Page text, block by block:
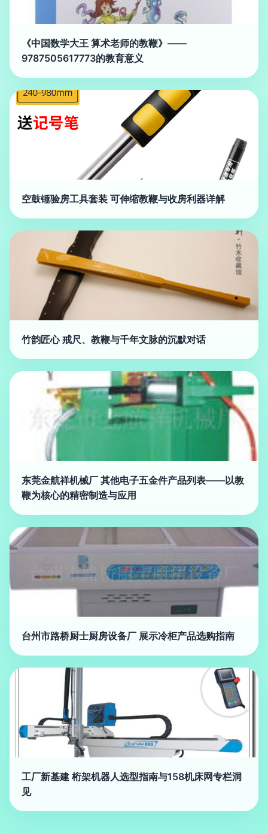
《中国数学大王 算术老师的教鞭》——
9787505617773的教育意义
空鼓锤验房工具套装 可伸缩教鞭与收房利器详解
竹韵匠心 戒尺、教鞭与千年文脉的沉默对话
东莞金航祥机械厂 其他电子五金件产品列表——以教
鞭为核心的精密制造与应用
台州市路桥厨士厨房设备厂 展示冷柜产品选购指南
工厂新基建 桁架机器人选型指南与158机床网专栏洞
见